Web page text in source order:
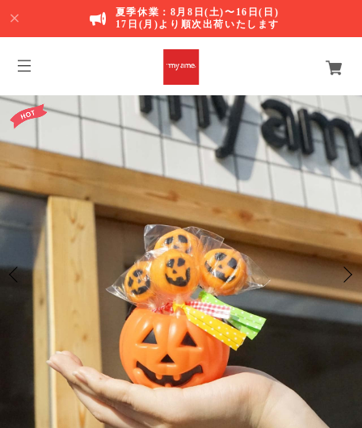
夏季休業：8月8日(土)〜16日(日)
17日(月)より順次出荷いたします